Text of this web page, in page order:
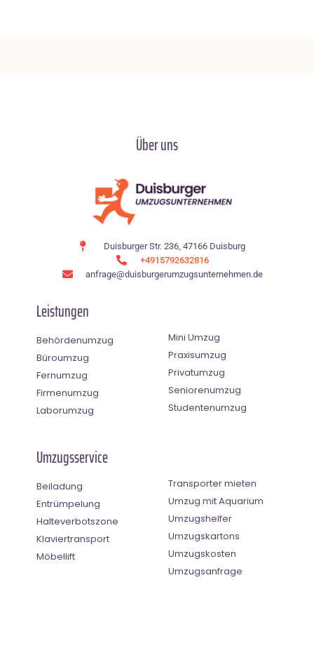
Über uns
Duisburger Str. 236, 47166 Duisburg
+4915792632816
anfrage@duisburgerumzugsunternehmen.de
Leistungen
Behördenumzug
Büroumzug
Fernumzug
Firmenumzug
Laborumzug
Mini Umzug
Praxisumzug
Privatumzug
Seniorenumzug
Studentenumzug
Umzugsservice
Beiladung
Entrümpelung
Halteverbotszone
Klaviertransport
Möbellift
Transporter mieten
Umzug mit Aquarium
Umzugshelfer
Umzugskartons
Umzugskosten
Umzugsanfrage